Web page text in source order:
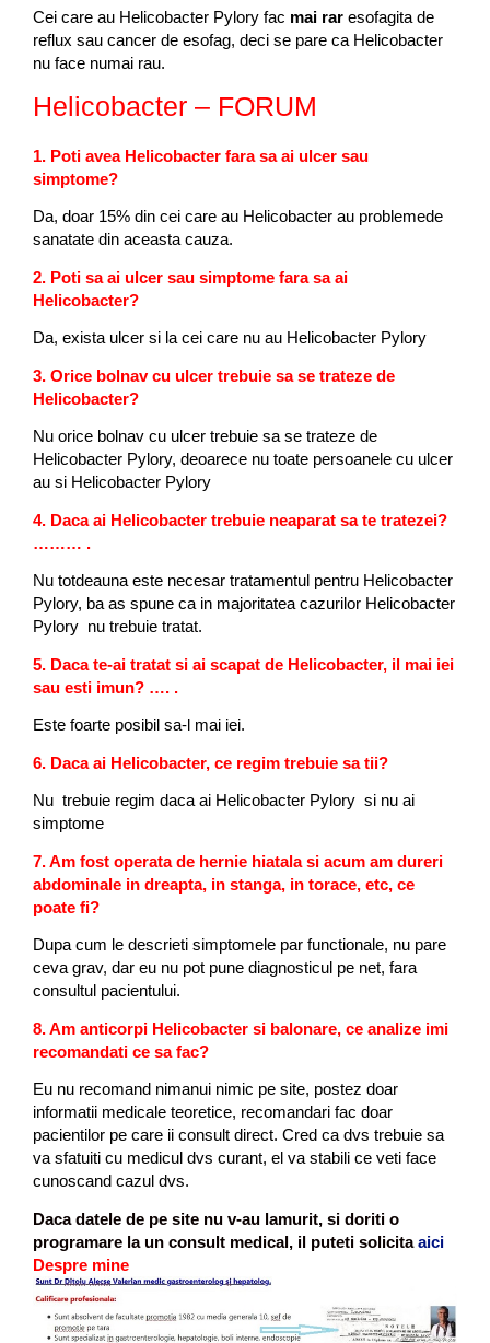
Cei care au Helicobacter Pylory fac mai rar esofagita de
reflux sau cancer de esofag, deci se pare ca Helicobacter
nu face numai rau.
Helicobacter – FORUM
1. Poti avea Helicobacter fara sa ai ulcer sau
simptome?
Da, doar 15% din cei care au Helicobacter au problemede
sanatate din aceasta cauza.
2. Poti sa ai ulcer sau simptome fara sa ai
Helicobacter?
Da, exista ulcer si la cei care nu au Helicobacter Pylory
3. Orice bolnav cu ulcer trebuie sa se trateze de
Helicobacter?
Nu orice bolnav cu ulcer trebuie sa se trateze de
Helicobacter Pylory, deoarece nu toate persoanele cu ulcer
au si Helicobacter Pylory
4. Daca ai Helicobacter trebuie neaparat sa te tratezei?
……… .
Nu totdeauna este necesar tratamentul pentru Helicobacter
Pylory, ba as spune ca in majoritatea cazurilor Helicobacter
Pylory nu trebuie tratat.
5. Daca te-ai tratat si ai scapat de Helicobacter, il mai iei
sau esti imun? …. .
Este foarte posibil sa-l mai iei.
6. Daca ai Helicobacter, ce regim trebuie sa tii?
Nu trebuie regim daca ai Helicobacter Pylory si nu ai
simptome
7. Am fost operata de hernie hiatala si acum am dureri
abdominale in dreapta, in stanga, in torace, etc, ce
poate fi?
Dupa cum le descrieti simptomele par functionale, nu pare
ceva grav, dar eu nu pot pune diagnosticul pe net, fara
consultul pacientului.
8. Am anticorpi Helicobacter si balonare, ce analize imi
recomandati ce sa fac?
Eu nu recomand nimanui nimic pe site, postez doar
informatii medicale teoretice, recomandari fac doar
pacientilor pe care ii consult direct. Cred ca dvs trebuie sa
va sfatuiti cu medicul dvs curant, el va stabili ce veti face
cunoscand cazul dvs.
Daca datele de pe site nu v-au lamurit, si doriti o
programare la un consult medical, il puteti solicitaaici
Despre mine